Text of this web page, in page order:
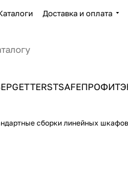
Доставка и оплата
GETTERSTSAFE
сборки линейных шкафов